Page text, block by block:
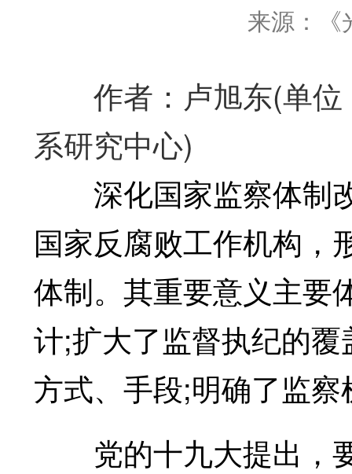
来源：《
作者：卢旭东(单位
系研究中心)
深化国家监察体制
国家反腐败工作机构，
体制。其重要意义主要
计;扩大了监督执纪的
方式、手段;明确了监
党的十九大提出，